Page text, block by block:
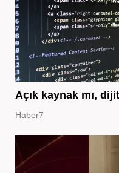
Açık kaynak mı,
Haber7